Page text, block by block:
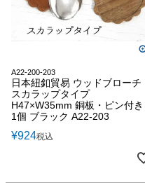
A22-200-203
日本紐釦貿易 ウッドブローチ
スカラップタイプ
H47×W35mm 銅板・ピン付き
1個 ブラック A22-203
¥924税込